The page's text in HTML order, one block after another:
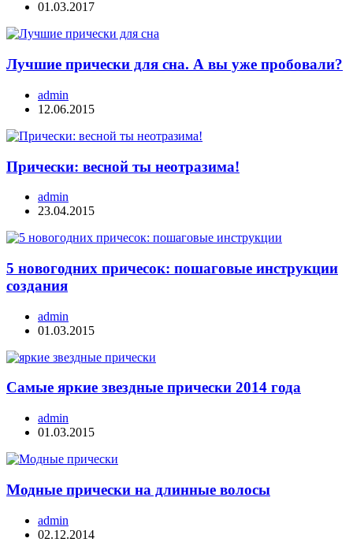
01.03.2017
Лучшие прически для сна. А вы уже пробовали?
admin
12.06.2015
Прически: весной ты неотразима!
admin
23.04.2015
5 новогодних причесок: пошаговые инструкции
создания
admin
01.03.2015
Самые яркие звездные прически 2014 года
admin
01.03.2015
Модные прически на длинные волосы
admin
02.12.2014